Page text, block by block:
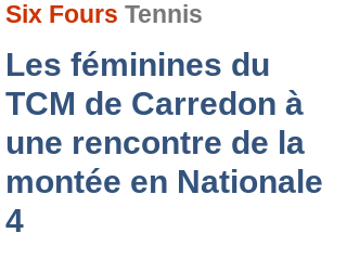
Six Fours Tennis
Les féminines du
TCM de Carredon à
une rencontre de la
montée en Nationale
4